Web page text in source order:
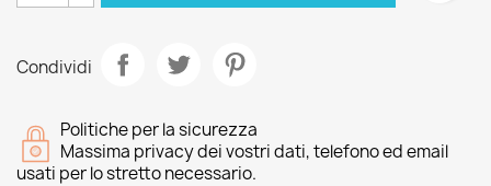
Condividi
Politiche per la sicurezza
Massima privacy dei vostri dati, telefono ed email
usati per lo stretto necessario.